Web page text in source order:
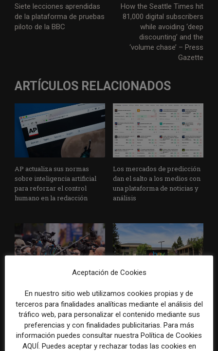
Siete lecciones aprendidas
de la plataforma de pruebas
piloto de la BBC
How the Seattle Times hit
81,000 digital subscribers
while avoiding ‘deep
discounting’ and the
‘volume chase’ – Press
Gazette
ARTÍCULOS RELACIONADOS
AP actualiza sus normas
sobre inteligencia artificial
para reforzar el control
humano en la redacción
Los mercados de predicción
dan el salto a los medios con
una plataforma de noticias y
análisis
Los Colegios de Periodistas
piden al Ministerio de
Política Territorial y a la
Agencia EFE que rectifiquen
convocatorias de empleo por
favorecer el intrusismo
eBay pagará 55,7 millones de
dólares por la campaña de
acoso contra dos periodistas
de un medio especializado
Aceptación de Cookies
En nuestro sitio web utilizamos cookies propias y de
terceros para finalidades analíticas mediante el análisis del
tráfico web, para personalizar el contenido mediante sus
preferencias y con finalidades publicitarias. Para más
información puedes consultar nuestra Política de Cookies
AQUÍ. Puedes aceptar y rechazar todas las cookies en